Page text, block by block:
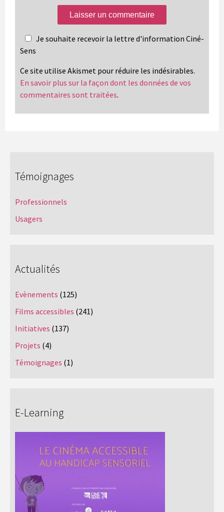
Je souhaite recevoir la lettre d'information Ciné-
Sens
Ce site utilise Akismet pour réduire les indésirables.
En savoir plus sur la façon dont les données de vos
commentaires sont traitées.
Témoignages
Professionnels
Usagers
Actualités
Evènements (125)
Films accessibles (241)
Initiatives (137)
Projets (4)
Témoignages (1)
E-Learning